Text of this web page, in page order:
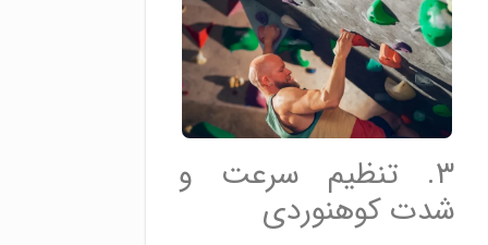
۳. تنظیم سرعت و
شدت کوهنوردی